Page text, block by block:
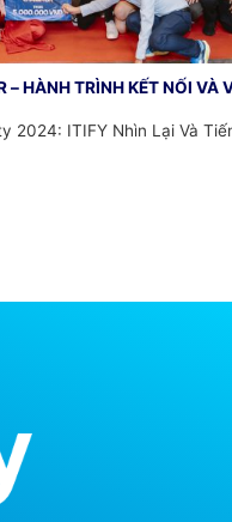
– HÀNH TRÌNH KẾT NỐI VÀ
2024: ITIFY Nhìn Lại Và